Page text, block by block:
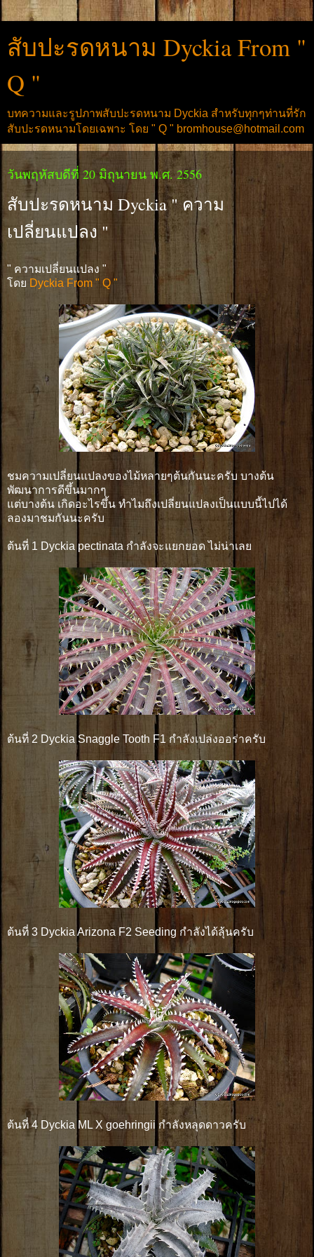
สับปะรดหนาม Dyckia From "
Q "
บทความและรูปภาพสับปะรดหนาม Dyckia สำหรับทุกๆท่านที่รัก
สับปะรดหนามโดยเฉพาะ โดย " Q " bromhouse@hotmail.com
วันพฤหัสบดีที่ 20 มิถุนายน พ.ศ. 2556
สับปะรดหนาม Dyckia " ความ
เปลี่ยนแปลง "
" ความเปลี่ยนแปลง "
โดย Dyckia From " Q "
ชมความเปลี่ยนแปลงของไม้หลายๆต้นกันนะครับ บางต้น
พัฒนาการดีขึ้นมากๆ
แต่บางต้น เกิดอะไรขึ้น ทำไมถึงเปลี่ยนแปลงเป็นแบบนี้ไปได้
ลองมาชมกันนะครับ
ต้นที่ 1 Dyckia pectinata กำลังจะแยกยอด ไม่น่าเลย
ต้นที่ 2 Dyckia Snaggle Tooth F1 กำลังเปล่งออร่าครับ
ต้นที่ 3 Dyckia Arizona F2 Seeding กำลังได้ลุ้นครับ
ต้นที่ 4 Dyckia ML X goehringii กำลังหลุดดาวครับ